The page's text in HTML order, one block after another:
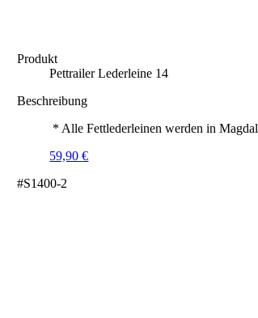
Produkt
Pettrailer Lederleine 14
Beschreibung
* Alle Fettlederleinen werden in
59,90€
#S1400-2